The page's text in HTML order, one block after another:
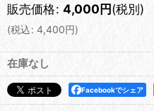
販売価格: 4,000円(税別)
(税込: 4,400円)
在庫なし
Facebookでシェア